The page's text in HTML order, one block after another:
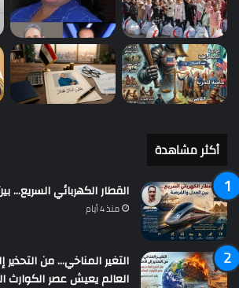
أكثر مشاهدة
القطار الكهربائي السريع…
منذ 4 أيام
التغير المناخي… من
العالم يعيش عصر الكوارث